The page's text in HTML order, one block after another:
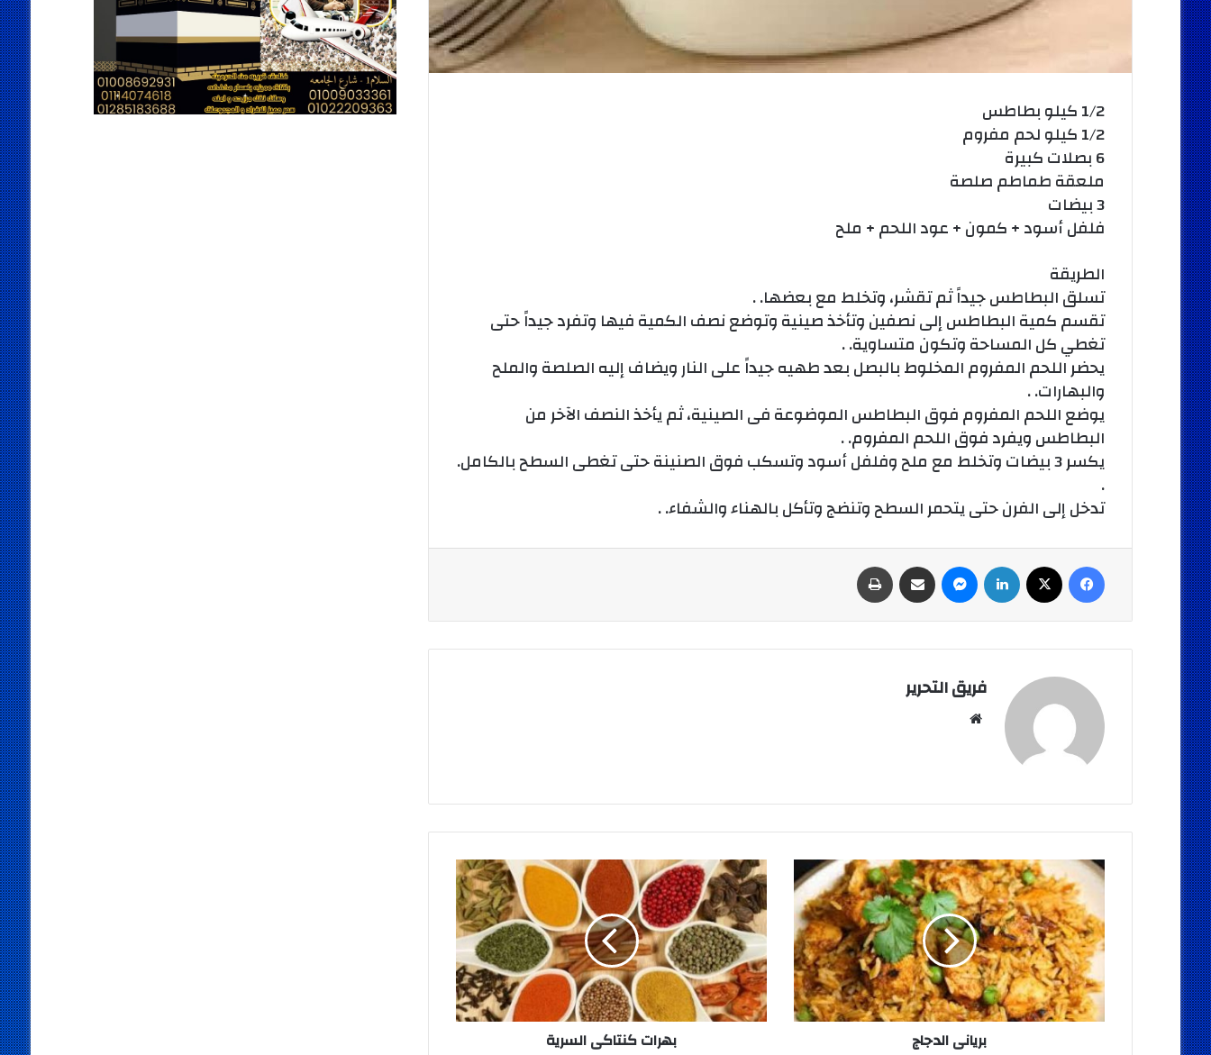
1/2 كيلو بطاطس
1/2 كيلو لحم مفروم
6 بصلات كبيرة
ملعقة طماطم صلصة
3 بيضات
فلفل أسود + كمون + عود اللحم + ملح
الطريقة
تسلق البطاطس جيداً ثم تقشر، وتخلط مع بعضها. .
تقسم كمية البطاطس إلى نصفين وتأخذ صينية وتوضع نصف الكمية فيها وتفرد جيداً حتى
تغطي كل المساحة وتكون متساوية. .
يحضر اللحم المفروم المخلوط بالبصل بعد طهيه جيداً على النار ويضاف إليه الصلصة والملح
والبهارات. .
يوضع اللحم المفروم فوق البطاطس الموضوعة فى الصينية، ثم يأخذ النصف الآخر من
البطاطس ويفرد فوق اللحم المفروم. .
يكسر 3 بيضات وتخلط مع ملح وفلفل أسود وتسكب فوق الصنينة حتى تغطى السطح بالكامل.
.
تدخل إلى الفرن حتى يتحمر السطح وتنضج وتأكل بالهناء والشفاء. .
فيسبوك لينكدإن ماسنجر مشاركة عبر البريد
فريق التحرير
بريانى
الدجاج
بريانى الدجاج
بهرات
كنتاكى
السرية
بهرات كنتاكى السرية